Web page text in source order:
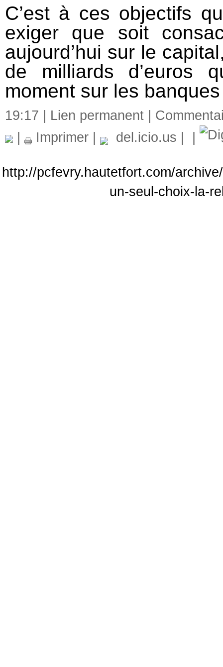
C’est à ces objectifs
exiger que soit
aujourd’hui sur le
de milliards d’euros
moment sur les
19:17 | Lien permanent
Imprimer del.icio.us
http://pcfevry.hautetfort.com/
un-seul-choix-la-